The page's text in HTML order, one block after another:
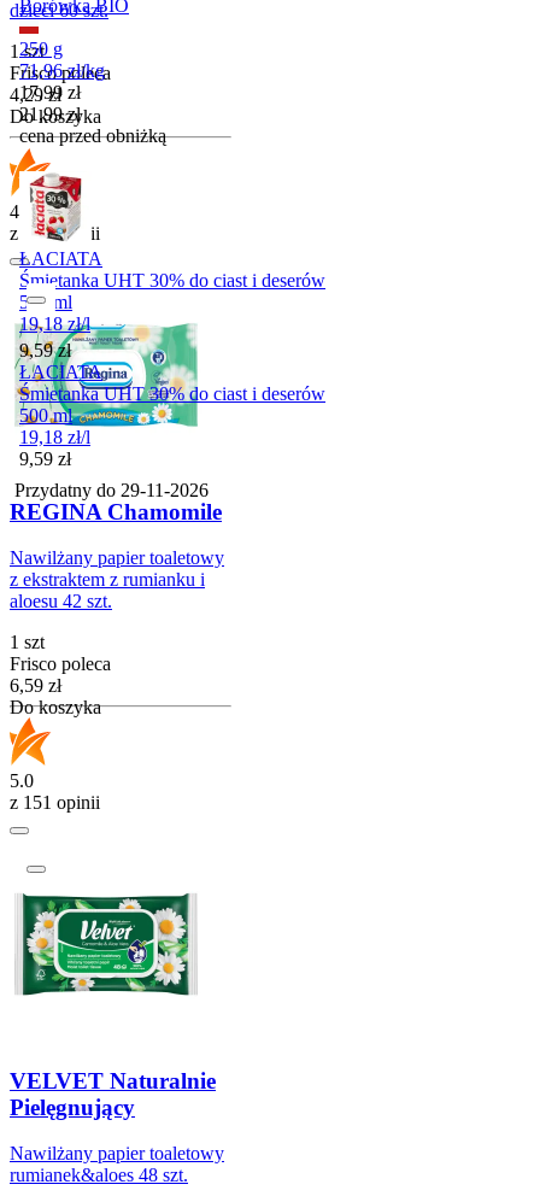
Borówka BIO
250 g
71,96 zł/kg
Cena promocyjna
17,99 zł
21,99 zł
cena przed obniżką
ŁACIATA
Śmietanka UHT 30% do ciast i deserów
500 ml
19,18 zł/l
Cena
9,59 zł
ŁACIATA
Śmietanka UHT 30% do ciast i deserów
500 ml
19,18 zł/l
Cena
9,59 zł
Przydatny do 29-11-2026
dzieci 60 szt.
1 szt
Frisco poleca
Cena
4,29 zł
Do koszyka
4.9
z 220 opinii
REGINA Chamomile
Nawilżany papier toaletowy
z ekstraktem z rumianku i
aloesu 42 szt.
1 szt
Frisco poleca
Cena
6,59 zł
Do koszyka
5.0
z 151 opinii
VELVET Naturalnie
Pielęgnujący
Nawilżany papier toaletowy
rumianek&aloes 48 szt.